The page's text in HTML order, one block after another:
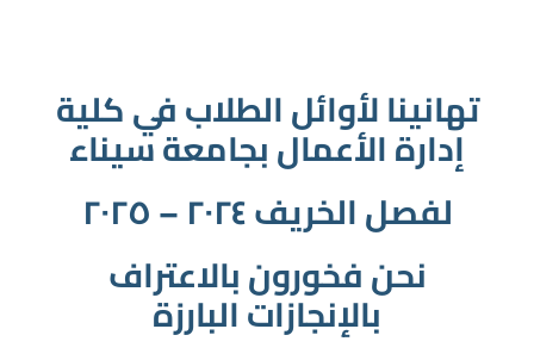
تهانينا لأوائل الطلاب في كلية
إدارة الأعمال بجامعة سيناء
لفصل الخريف ٢٠٢٤ – ٢٠٢٥
نحن فخورون بالاعتراف
بالإنجازات البارزة